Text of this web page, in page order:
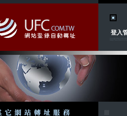
登入